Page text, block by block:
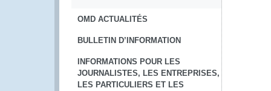
OMD ACTUALITÉS
BULLETIN D’INFORMATION
INFORMATIONS POUR LES
JOURNALISTES, LES ENTREPRISES,
LES PARTICULIERS ET LES